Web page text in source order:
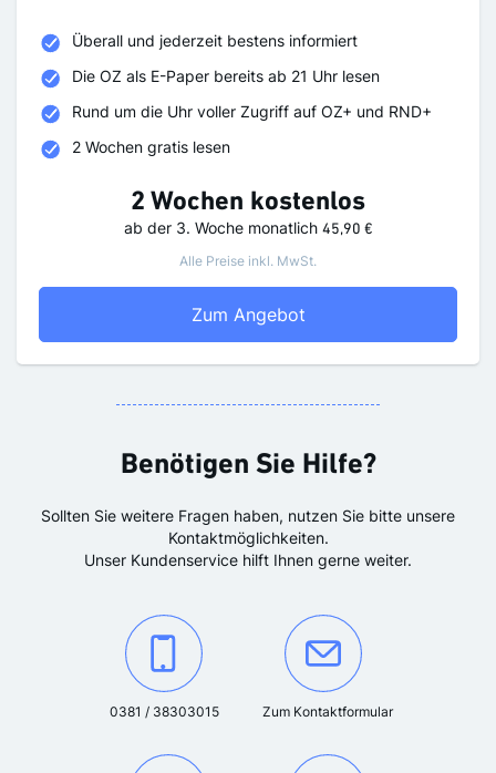
Überall und jederzeit bestens informiert
Die OZ als E-Paper bereits ab 21 Uhr lesen
Rund um die Uhr voller Zugriff auf OZ+ und RND+
2 Wochen gratis lesen
2 Wochen kostenlos
ab der 3. Woche monatlich 45,90 €
Alle Preise inkl. MwSt.
Zum AngebotOZ Digital Probeabo
Benötigen Sie Hilfe?
Sollten Sie weitere Fragen haben, nutzen Sie bitte unsere
Kontaktmöglichkeiten.
Unser Kundenservice hilft Ihnen gerne weiter.
Kontaktieren Sie uns unter der Telefonnummer:
0381 / 38303015 Oder kontaktieren Sie uns über das
Zum Kontaktformular